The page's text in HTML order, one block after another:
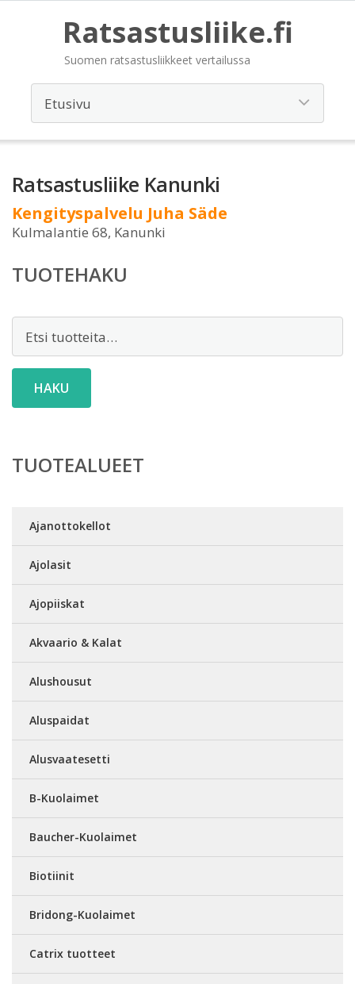
Ratsastusliike.fi
Suomen ratsastusliikkeet vertailussa
Ratsastusliike Kanunki
Kengityspalvelu Juha Säde
Kulmalantie 68, Kanunki
TUOTEHAKU
HAKU
TUOTEALUEET
Ajanottokellot
Ajolasit
Ajopiiskat
Akvaario & Kalat
Alushousut
Aluspaidat
Alusvaatesetti
B-Kuolaimet
Baucher-Kuolaimet
Biotiinit
Bridong-Kuolaimet
Catrix tuotteet